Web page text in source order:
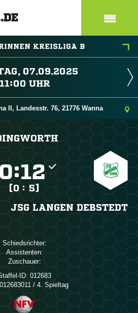
KREISLIGA B

 
II, Landesstr. 76, 21776 Wanna
:
[0 : 5]
JSG LANGEN DEBSTEDT
Schiedsrichter:
Assistenten:
Zuschauer:
ID: 012683
012683011 / 4. Spieltag